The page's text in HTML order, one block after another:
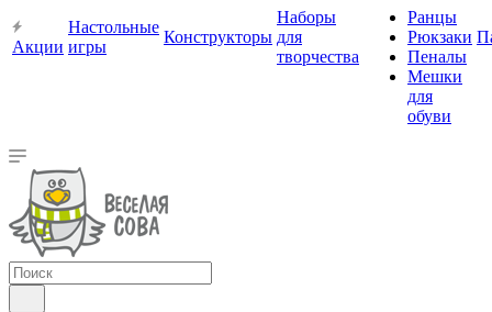
Акции
Настольные
игры
Конструкторы
Наборы
для
творчества
Ранцы
Рюкзаки
Пеналы
Мешки
для
обуви